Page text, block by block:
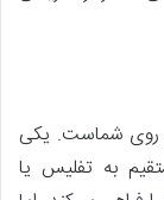
روی شماست. یکی
به تفلیس یا